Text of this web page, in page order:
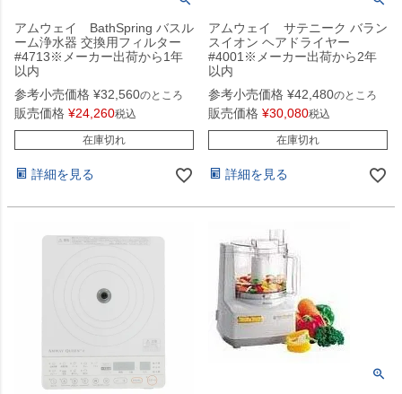
アムウェイ BathSpring バスル
ーム浄水器 交換用フィルター
#4713※メーカー出荷から1年
以内
参考小売価格 ¥32,560のところ
販売価格 ¥24,260税込
在庫切れ
詳細を見る
アムウェイ サテニーク バラン
スイオン ヘアドライヤー
#4001※メーカー出荷から2年
以内
参考小売価格 ¥42,480のところ
販売価格 ¥30,080税込
在庫切れ
詳細を見る